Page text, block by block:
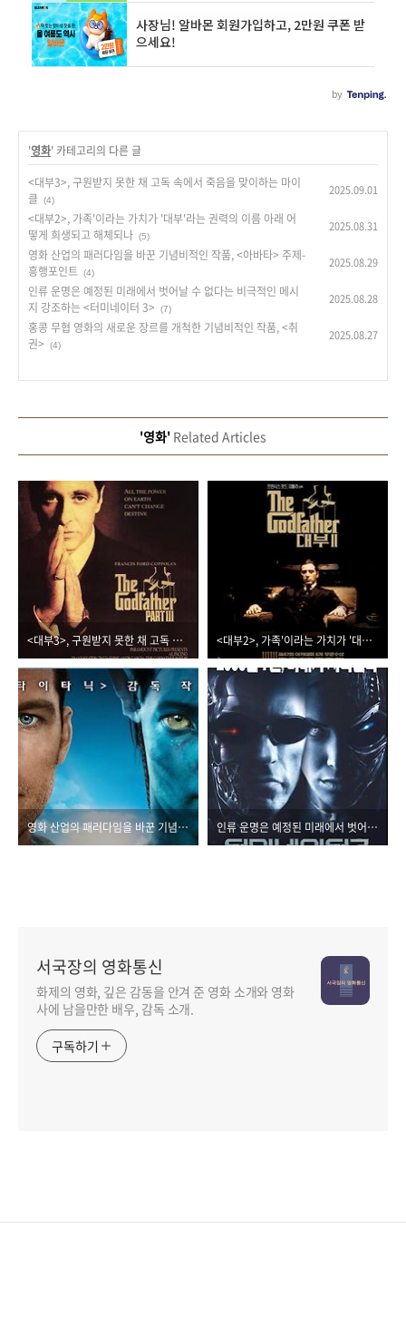
'영화' 카테고리의 다른 글
<대부3>, 구원받지 못한 채 고독 속에서 죽음을 맞이하는 마이
클 (4)
2025.09.01
<대부2>, 가족'이라는 가치가 '대부'라는 권력의 이름 아래 어
떻게 희생되고 해체되나 (5)
2025.08.31
영화 산업의 패러다임을 바꾼 기념비적인 작품, <아바타> 주제-
흥행포인트
(4)
2025.08.29
인류 운명은 예정된 미래에서 벗어날 수 없다는 비극적인 메시
지 강조하는 <터미네이터 3>
(7)
2025.08.28
홍콩 무협 영화의 새로운 장르를 개척한 기념비적인 작품, <취
권>
(4)
2025.08.27
'영화' Related Articles
<대부3>, 구원받지 못한 채 고독 속에서 죽음을 맞이하는 마이클 <대부2>, 가족'이라는 가치가 '대부'라는 권력의 이름 아래 어떻게 희생되고 해체되나
영화 산업의 패러다임을 바꾼 기념비적인 작품, <아바타> 주제-흥행포인트 인류 운명은 예정된 미래에서 벗어날 수 없다는 비극적인 메시지 강조하는 <터미네이터 3>
서국장의 영화통신
화제의 영화, 깊은 감동을 안겨 준 영화 소개와 영화
사에 남을만한 배우, 감독 소개.
구독하기